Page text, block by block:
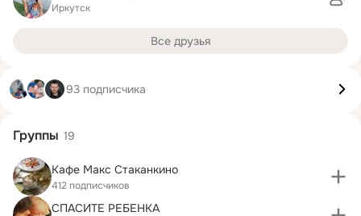
Иркутск
Все друзья
93 подписчика
Группы 19
Кафе Макс Стаканкино
412 подписчиков
СПАСИТЕ РЕБЕНКА